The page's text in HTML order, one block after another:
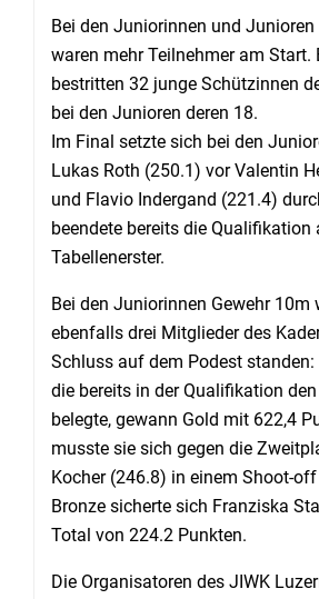
Bei den Juniorinnen und
waren mehr Teilnehmer am Start.
bestritten 32 junge Schützinnen
bei den Junioren deren 18.
Im Final setzte sich bei den
Lukas Roth (250.1) vor Valentin
und Flavio Indergand (221.4)
beendete bereits die Qualifikation
Tabellenerster.
Bei den Juniorinnen Gewehr 10m
ebenfalls drei Mitglieder des
Schluss auf dem Podest
die bereits in der Qualifikation
belegte, gewann Gold mit 622,4
musste sie sich gegen die
Kocher (246.8) in einem Shoot-
Bronze sicherte sich Franziska
Total von 224.2 Punkten.
Die Organisatoren des JIWK